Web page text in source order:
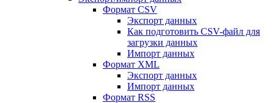
Формат CSV
Экспорт данных
Как подготовить CSV-файл для
загрузки данных
Импорт данных
Формат XML
Экспорт данных
Импорт данных
Формат RSS